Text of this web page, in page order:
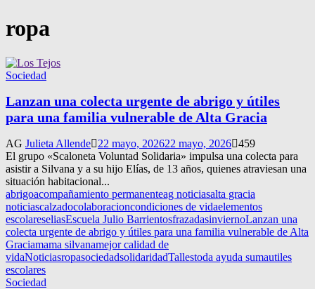
ropa
Sociedad
Lanzan una colecta urgente de abrigo y útiles
para una familia vulnerable de Alta Gracia
AG Julieta Allende 22 mayo, 202622 mayo, 2026 459
El grupo «Scaloneta Voluntad Solidaria» impulsa una colecta para
asistir a Silvana y a su hijo Elías, de 13 años, quienes atraviesan una
situación habitacional...
abrigoacompañamiento permanenteag noticiasalta gracia
noticiascalzadocolaboracioncondiciones de vidaelementos
escolareseliasEscuela Julio BarrientosfrazadasinviernoLanzan una
colecta urgente de abrigo y útiles para una familia vulnerable de Alta
Graciamama silvanamejor calidad de
vidaNoticiasropasociedadsolidaridadTallestoda ayuda sumautiles
escolares
Sociedad